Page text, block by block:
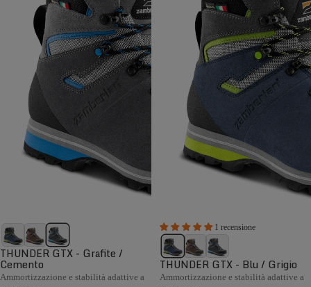
THUNDER GTX - Grafite /
Cemento
Ammortizzazione e stabilità adattive a
1 recensione
THUNDER GTX - Blu / Grigio
Ammortizzazione e stabilità adattive a